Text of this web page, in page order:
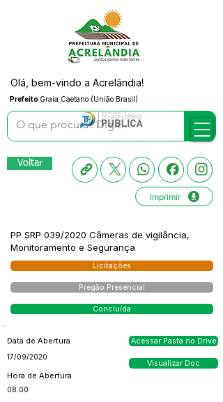
Prefeito Graia Caetano (União Brasil)
Olá, bem-vindo a Acrelândia!
Voltar
Imprimir
PP SRP 039/2020 Câmeras de vigilância,
Monitoramento e Segurança
Licitações
Pregão Presencial
Concluída
Data de Abertura
17/09/2020
Hora de Abertura
08:00
Acessar Pasta no Drive
Visualizar Doc